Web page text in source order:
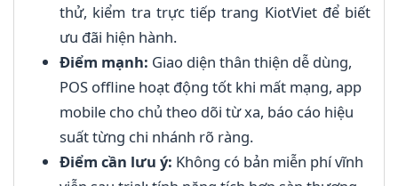
thử, kiểm tra trực tiếp trang KiotViet để biết
ưu đãi hiện hành.
Điểm mạnh: Giao diện thân thiện dễ dùng,
POS offline hoạt động tốt khi mất mạng, app
mobile cho chủ theo dõi từ xa, báo cáo hiệu
suất từng chi nhánh rõ ràng.
Điểm cần lưu ý: Không có bản miễn phí vĩnh